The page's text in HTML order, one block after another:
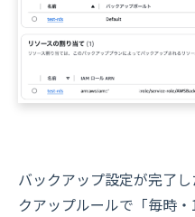
バックアップ設定が完了
クアップルールで「毎時